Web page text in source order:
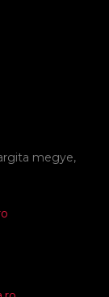
megye,